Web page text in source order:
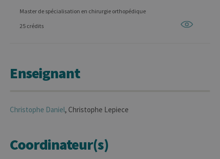
Master de spécialisation en chirurgie orthopédique
25 crédits
Enseignant
Christophe Daniel, Christophe Lepiece
Coordinateur(s)